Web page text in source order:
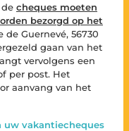
cheques moeten
bezorgd op het
de Guernevé, 56730
gaan van het
vervolgens een
per post. Het
aanvang van het
uw vakantiecheques